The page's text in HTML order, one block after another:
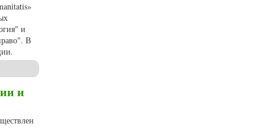
и
В
и